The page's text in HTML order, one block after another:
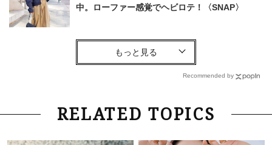
中。ローファー感覚でヘビロテ！〈SNAP〉
Fashion
【シャネル、エルメスetc…】40代オシャレ読者
Fashion 2026.7.26
40代が似合う【サングラス】の選び方。コツは
Recommended by
RELATED TOPICS